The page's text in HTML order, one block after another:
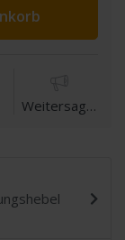
Weitersagen